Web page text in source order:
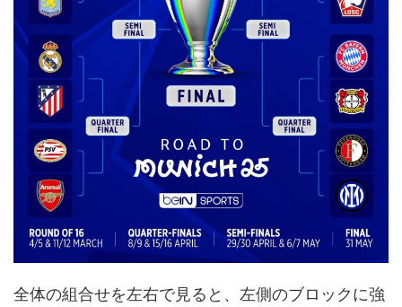
全体の組合せを左右で見ると、左側のブロックに強